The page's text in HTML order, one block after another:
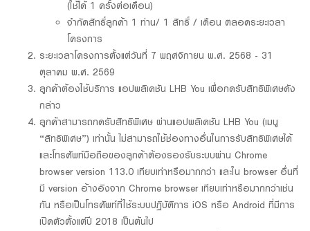
(ใช้ได้ 1 ครั้งต่อเดือน)
จำกัดสิทธิ์ลูกค้า 1 ท่าน/ 1 สิทธิ์ / เดือน ตลอดระยะเวลา
โครงการ
ระยะเวลาโครงการตั้งแต่วันที่ 7 พฤศจิกายน พ.ศ. 2568 - 31
ตุลาคม พ.ศ. 2569
ลูกค้าต้องใช้บริการ แอปพลิเคชัน LHB You เพื่อกดรับสิทธิพิเศษดัง
กล่าว
ลูกค้าสามารถกดรับสิทธิพิเศษ ผ่านแอปพลิเคชัน LHB You (เมนู
“สิทธิพิเศษ”) เท่านั้น ไม่สามารถใช้ช่องทางอื่นในการรับสิทธิพิเศษได้
และโทรศัพท์มือถือของลูกค้าต้องรองรับระบบผ่าน Chrome
browser version 113.0 เทียบเท่าหรือมากกว่า และใน browser อื่นที่
มี version อ้างอิงจาก Chrome browser เทียบเท่าหรือมากกว่าเช่น
กัน หรือเป็นโทรศัพท์ที่ใช้ระบบปฏิบัติการ iOS หรือ Android ที่มีการ
เปิดตัวตั้งแต่ปี 2018 เป็นต้นไป